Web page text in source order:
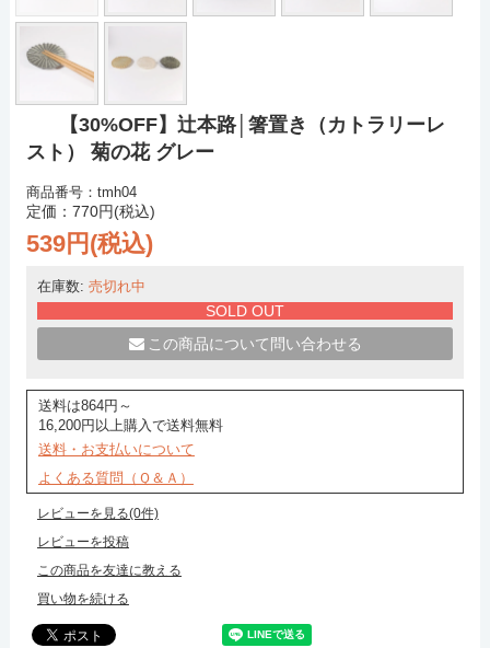
【30%OFF】辻本路│箸置き（カトラリーレ
スト） 菊の花 グレー
商品番号：tmh04
定価：770円(税込)
539円(税込)
在庫数: 売切れ中
SOLD OUT
この商品について問い合わせる
送料は864円～
16,200円以上購入で送料無料
送料・お支払いについて
よくある質問（Ｑ＆Ａ）
レビューを見る(0件)
レビューを投稿
この商品を友達に教える
買い物を続ける